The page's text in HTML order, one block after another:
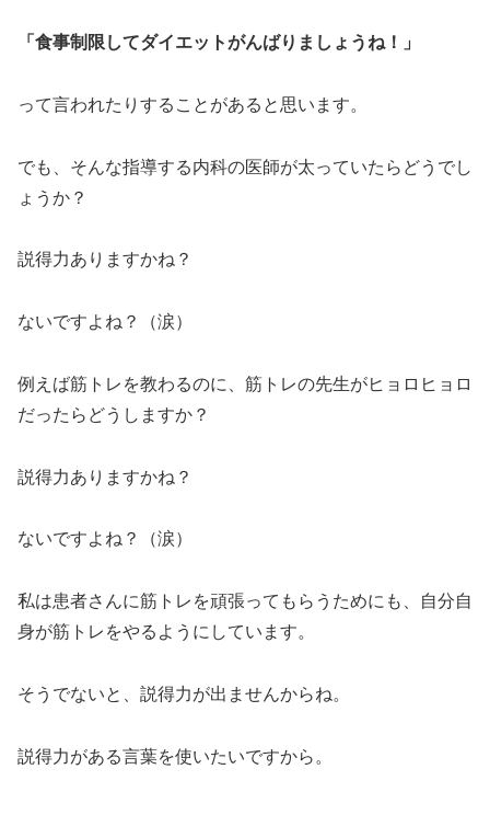
「食事制限してダイエットがんばりましょうね！」
って言われたりすることがあると思います。
でも、そんな指導する内科の医師が太っていたらどうでし
ょうか？
説得力ありますかね？
ないですよね？（涙）
例えば筋トレを教わるのに、筋トレの先生がヒョロヒョロ
だったらどうしますか？
説得力ありますかね？
ないですよね？（涙）
私は患者さんに筋トレを頑張ってもらうためにも、自分自
身が筋トレをやるようにしています。
そうでないと、説得力が出ませんからね。
説得力がある言葉を使いたいですから。